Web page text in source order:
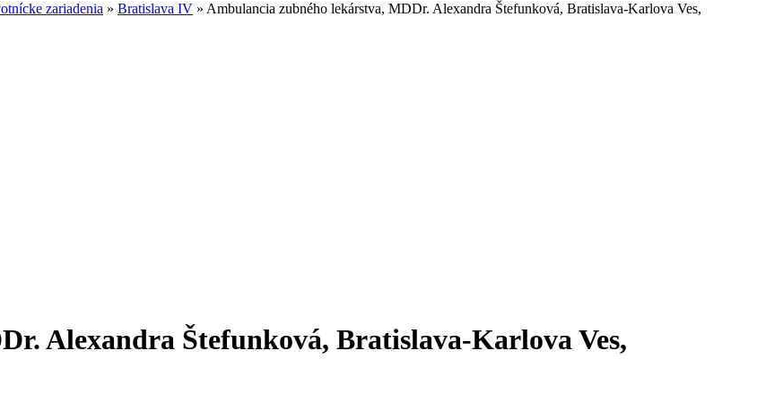
zariadenia » Bratislava IV » Ambulancia zubného lekárstva, MDDr. Alexandra Štefunková, Bratislava-Karlova Ves,
Alexandra Štefunková, Bratislava-Karlova Ves,